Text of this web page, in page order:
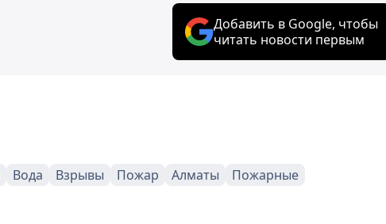
Добавить в Google, чтобы
читать новости первым
Вода Взрывы Пожар Алматы Пожарные